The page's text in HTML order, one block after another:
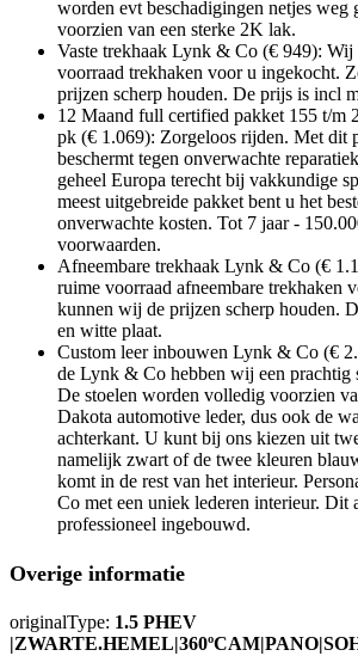
worden evt beschadigingen netjes weg
voorzien van een sterke 2K lak.
Vaste trekhaak Lynk & Co (€ 949): Wij
voorraad trekhaken voor u ingekocht.
prijzen scherp houden. De prijs is incl
12 Maand full certified pakket 155 t/m
pk (€ 1.069): Zorgeloos rijden. Met dit
beschermt tegen onverwachte
geheel Europa terecht bij vakkundige
meest uitgebreide pakket bent u het
onverwachte kosten. Tot 7 jaar -
voorwaarden.
Afneembare trekhaak Lynk & Co (€
ruime voorraad afneembare trekhaken
kunnen wij de prijzen scherp houden.
en witte plaat.
Custom leer inbouwen Lynk & Co (€
de Lynk & Co hebben wij een prachtig
De stoelen worden volledig voorzien
Dakota automotive leder, dus ook de
achterkant. U kunt bij ons kiezen uit
namelijk zwart of de twee kleuren
komt in de rest van het interieur.
Co met een uniek lederen interieur. Dit
professioneel ingebouwd.
Overige informatie
originalType: 1.5 PHEV